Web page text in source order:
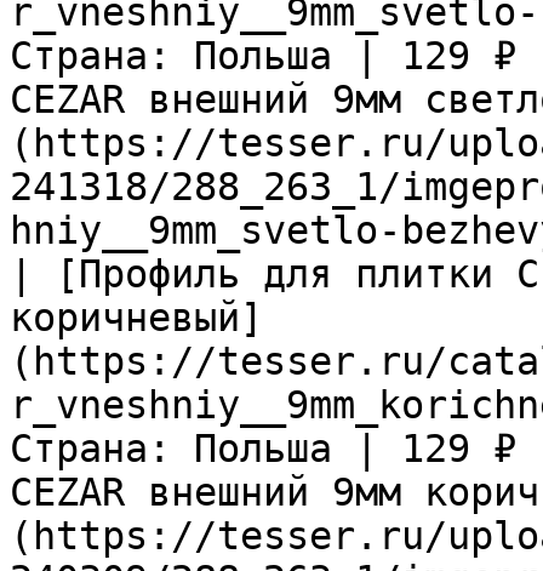
Страна: Польша | 129 ₽
CEZAR внешний 9мм
(https://tesser.ru/
241318/288_263_1/
hniy__9mm_svetlo-
| [Профиль для плитки
коричневый]
(https://tesser.ru/
Страна: Польша | 129 ₽
CEZAR внешний 9мм
(https://tesser.ru/